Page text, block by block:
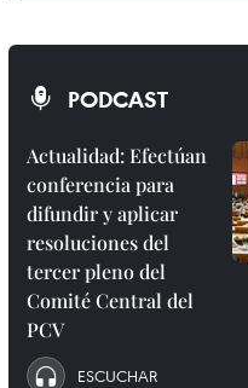
PODCAST
Actualidad: Efectúan
conferencia para
difundir y aplicar
resoluciones del
tercer pleno del
Comité Central del
PCV
ESCUCHAR